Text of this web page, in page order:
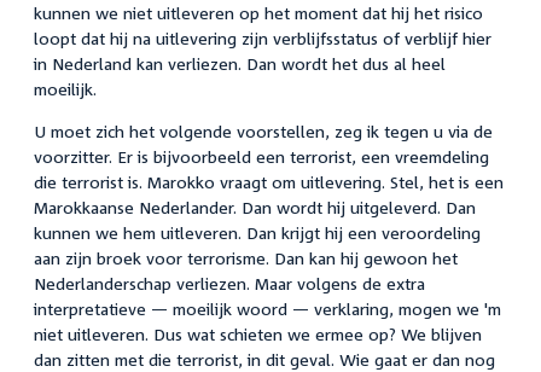
kunnen we niet uitleveren op het moment dat hij het risico
loopt dat hij na uitlevering zijn verblijfsstatus of verblijf hier
in Nederland kan verliezen. Dan wordt het dus al heel
moeilijk.
U moet zich het volgende voorstellen, zeg ik tegen u via de
voorzitter. Er is bijvoorbeeld een terrorist, een vreemdeling
die terrorist is. Marokko vraagt om uitlevering. Stel, het is een
Marokkaanse Nederlander. Dan wordt hij uitgeleverd. Dan
kunnen we hem uitleveren. Dan krijgt hij een veroordeling
aan zijn broek voor terrorisme. Dan kan hij gewoon het
Nederlanderschap verliezen. Maar volgens de extra
interpretatieve — moeilijk woord — verklaring, mogen we 'm
niet uitleveren. Dus wat schieten we ermee op? We blijven
dan zitten met die terrorist, in dit geval. Wie gaat er dan nog